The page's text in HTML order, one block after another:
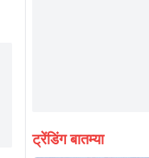
ट्रेंडिंग बातम्या